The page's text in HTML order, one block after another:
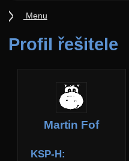
Profil řešitele
Martin Fof
KSP-H:
Menu